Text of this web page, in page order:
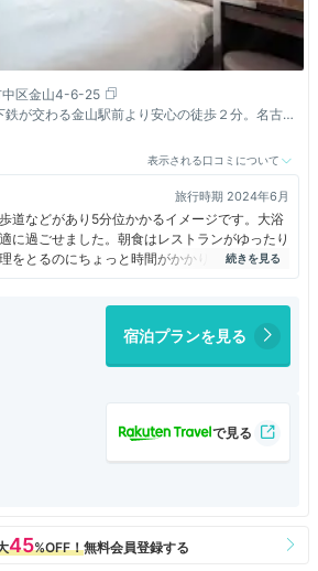
中区金山4-6-25
鉄が交わる金山駅前より安心の徒歩２分。名古
表示される口コミについて
旅行時期 2024年6月
道などがあり5分位かかるイメージです。大浴
に過ごせました。朝食はレストランがゆったり
をとるのにちょっと時間がかかりました。アメ
クやめぐりズムまでありました。
宿泊プランを見る